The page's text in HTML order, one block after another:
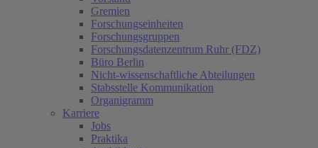
Gremien
Forschungseinheiten
Forschungsgruppen
Forschungsdatenzentrum Ruhr (FDZ)
Büro Berlin
Nicht-wissenschaftliche Abteilungen
Stabsstelle Kommunikation
Organigramm
Karriere
Jobs
Praktika